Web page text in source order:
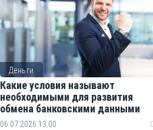
Деньги
Какие условия называют
необходимыми для развития
обмена банковскими данными
06.07.2026 13:00